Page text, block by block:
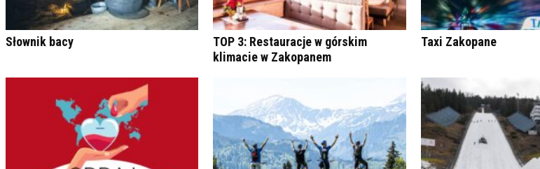
Słownik bacy
TOP 3: Restauracje w górskim
klimacie w Zakopanem
Taxi Zakopane